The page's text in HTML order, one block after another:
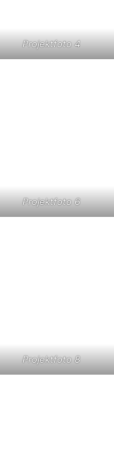
Projektfoto 4
Projektfoto 6
Projektfoto 8